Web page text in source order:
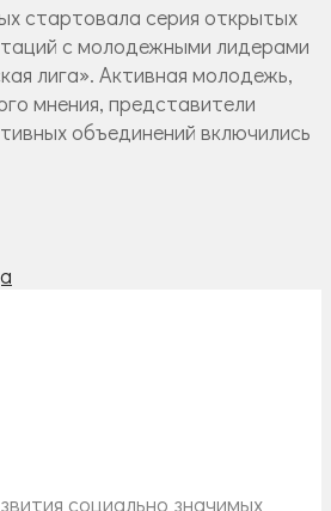
стартовала серия открытых
с молодежными лидерами
лига». Активная молодежь,
мнения, представители
объединений включились
социально значимых